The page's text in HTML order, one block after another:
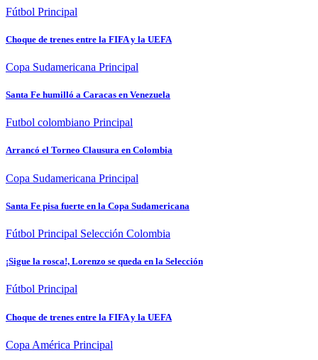
Fútbol Principal
Choque de trenes entre la FIFA y la UEFA
Copa Sudamericana Principal
Santa Fe humilló a Caracas en Venezuela
Futbol colombiano Principal
Arrancó el Torneo Clausura en Colombia
Copa Sudamericana Principal
Santa Fe pisa fuerte en la Copa Sudamericana
Fútbol Principal Selección Colombia
¡Sigue la rosca!, Lorenzo se queda en la Selección
Fútbol Principal
Choque de trenes entre la FIFA y la UEFA
Copa América Principal